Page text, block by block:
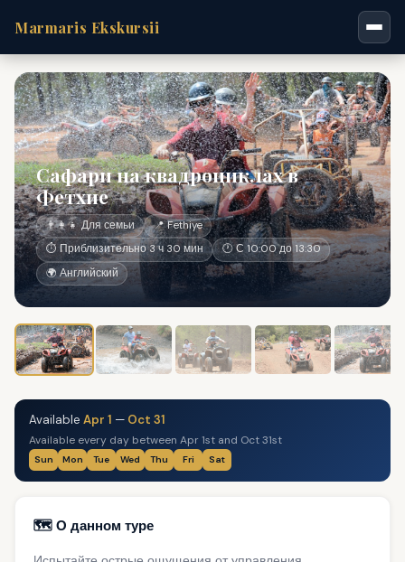
Marmaris Ekskursii
Сафари на квадроциклах в
Фетхие
👨‍👩‍👧 Для семьи
📍 Fethiye
⏱ Приблизительно 3 ч 30 мин
🕐 С 10:00 до 13:30
🌍 Английский
Available Apr 1 — Oct 31
Available every day between Apr 1st and Oct 31st
Sun Mon Tue Wed Thu Fri Sat
🗺️ О данном туре